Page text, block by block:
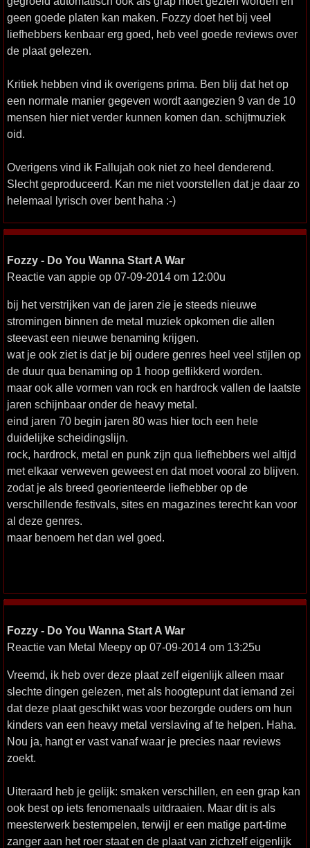
geen goede platen kan maken. Fozzy doet het bij veel
liefhebbers kenbaar erg goed, heb veel goede reviews over
de plaat gelezen.
Kritiek hebben vind ik overigens prima. Ben blij dat het op
een normale manier gegeven wordt aangezien 9 van de 10
mensen hier niet verder kunnen komen dan. schijtmuziek
oid.
Overigens vind ik Fallujah ook niet zo heel denderend.
Slecht geproduceerd. Kan me niet voorstellen dat je daar zo
helemaal lyrisch over bent haha :-)
Fozzy - Do You Wanna Start A War
Reactie van appie op 07-09-2014 om 12:00u
bij het verstrijken van de jaren zie je steeds nieuwe
stromingen binnen de metal muziek opkomen die allen
steevast een nieuwe benaming krijgen.
wat je ook ziet is dat je bij oudere genres heel veel stijlen op
de duur qua benaming op 1 hoop geflikkerd worden.
maar ook alle vormen van rock en hardrock vallen de laatste
jaren schijnbaar onder de heavy metal.
eind jaren 70 begin jaren 80 was hier toch een hele
duidelijke scheidingslijn.
rock, hardrock, metal en punk zijn qua liefhebbers wel altijd
met elkaar verweven geweest en dat moet vooral zo blijven.
zodat je als breed georienteerde liefhebber op de
verschillende festivals, sites en magazines terecht kan voor
al deze genres.
maar benoem het dan wel goed.
Fozzy - Do You Wanna Start A War
Reactie van Metal Meepy op 07-09-2014 om 13:25u
Vreemd, ik heb over deze plaat zelf eigenlijk alleen maar
slechte dingen gelezen, met als hoogtepunt dat iemand zei
dat deze plaat geschikt was voor bezorgde ouders om hun
kinders van een heavy metal verslaving af te helpen. Haha.
Nou ja, hangt er vast vanaf waar je precies naar reviews
zoekt.
Uiteraard heb je gelijk: smaken verschillen, en een grap kan
ook best op iets fenomenaals uitdraaien. Maar dit is als
meesterwerk bestempelen, terwijl er een matige part-time
zanger aan het roer staat en de plaat van zichzelf eigenlijk